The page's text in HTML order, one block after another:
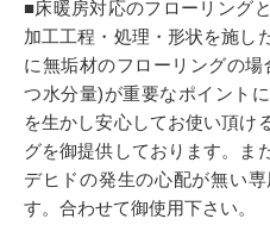
Q＆A
お気に入り
■床暖房対応のフローリング
加工工程・処理・形状を施し
に無垢材のフローリングの
つ水分量)が重要なポイント
を生かし安心してお使い頂け
グを御提供しております。ま
デヒドの発生の心配が無い
す。合わせて御使用下さい。